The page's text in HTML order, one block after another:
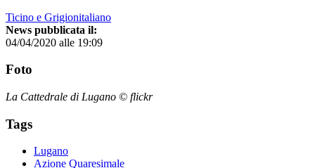
Ticino e Grigionitaliano
News pubblicata il:
04/04/2020 alle 19:09
Foto
La Cattedrale di Lugano © flickr
Tags
Lugano
Azione Quaresimale